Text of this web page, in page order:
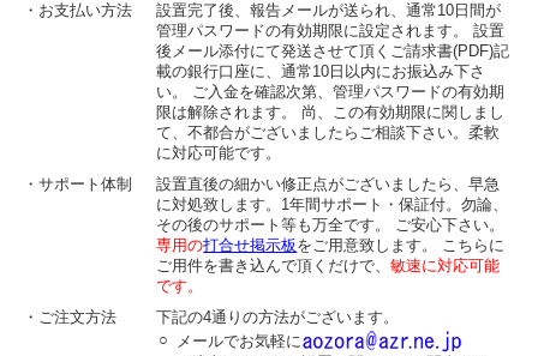
・お支払い方法
設置完了後、報告メールが送られ、通常10日間が
管理パスワードの有効期限に設定されます。 設置
後メール添付にて発送させて頂くご請求書(PDF)記
載の銀行口座に、通常10日以内にお振込み下さ
い。 ご入金を確認次第、管理パスワードの有効期
限は解除されます。 尚、この有効期限に関しまし
て、不都合がございましたらご相談下さい。柔軟
に対応可能です。
・サポート体制
設置直後の細かい修正点がございましたら、早急
に対処致します。1年間サポート・保証付。勿論、
その後のサポート等も万全です。 ご安心下さい。
専用の打合せ掲示板をご用意致します。 こちらに
ご用件を書き込んで頂くだけで、敏速に対応可能
です。
・ご注文方法
下記の4通りの方法がございます。
○
メールでお気軽に